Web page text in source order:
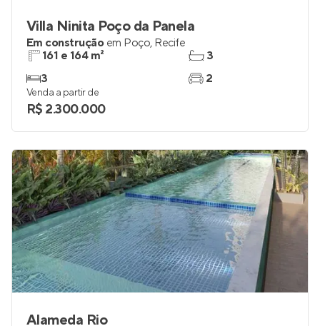
Villa Ninita Poço da Panela
Em construção em Poço, Recife
161 e 164 m²
3
3
2
Venda a partir de
R$ 2.300.000
Alameda Rio